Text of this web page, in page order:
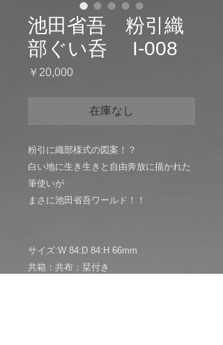
池田省吾 粉引織
部ぐい呑 I-008
￥20,000価
在庫なし
粉引に織部様式の図案！？
白い地に生き生きと自由奔放に描かれた
筆使いが
まさに池田省吾ワールド！！
サイズ:W 84:D 84:H 66mm
共箱：共布：栞付き